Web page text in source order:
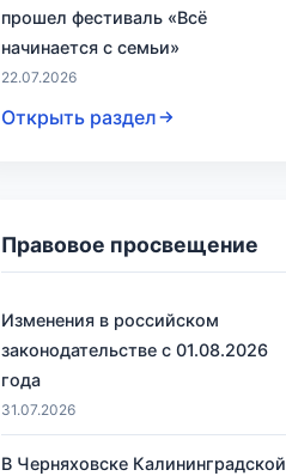
прошел фестиваль «Всё
начинается с семьи»
22.07.2026
Открыть раздел
Правовое просвещение
Изменения в российском
законодательстве с 01.08.2026
года
31.07.2026
В Черняховске Калининградской